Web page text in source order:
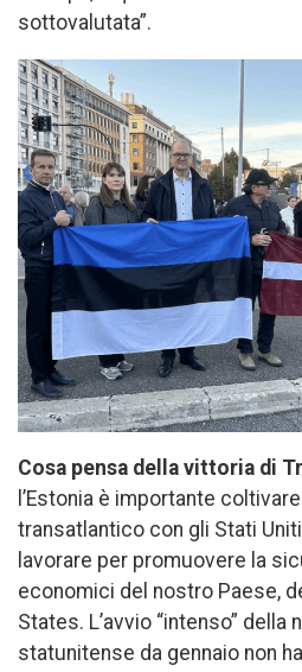
sottovalutata”.
Cosa pensa della vittoria di
l’Estonia è importante
transatlantico con gli Stati
lavorare per promuovere la
economici del nostro Paese,
States. L’avvio “intenso”
statunitense da gennaio non